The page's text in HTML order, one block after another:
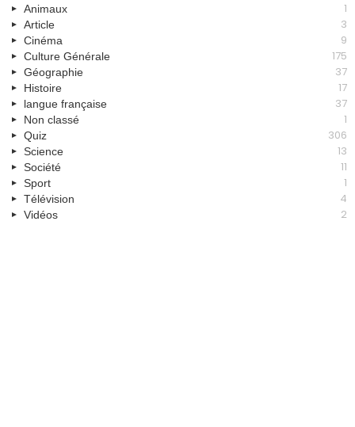
Animaux 1
Article 3
Cinéma 9
Culture Générale 175
Géographie 37
Histoire 17
langue française 37
Non classé 1
Quiz 306
Science 13
Société 11
Sport 1
Télévision 4
Vidéos 2